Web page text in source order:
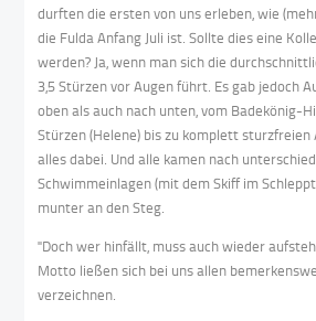
durften die ersten von uns erleben, wie
die Fulda Anfang Juli ist. Sollte dies eine
werden? Ja, wenn man sich die
3,5 Stürzen vor Augen führt. Es gab jedoch
oben als auch nach unten, vom Badekönig-
Stürzen (Helene) bis zu komplett sturzfreien
alles dabei. Und alle kamen nach
Schwimmeinlagen (mit dem Skiff im
munter an den Steg.
"Doch wer hinfällt, muss auch wieder
Motto ließen sich bei uns allen
verzeichnen.